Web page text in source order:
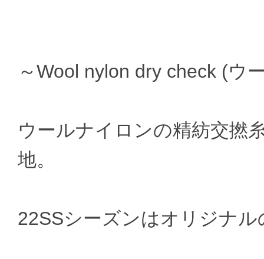
～Wool nylon dry check (ウ
ウールナイロンの精紡交撚
地。
22SSシーズンはオリジナ